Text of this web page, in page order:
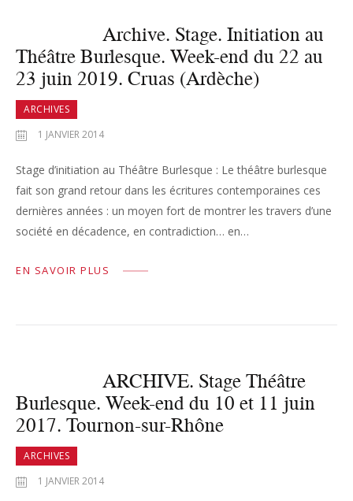
Archive. Stage. Initiation au
Théâtre Burlesque. Week-end du 22 au
23 juin 2019. Cruas (Ardèche)
ARCHIVES
1 JANVIER 2014
Stage d’initiation au Théâtre Burlesque : Le théâtre burlesque
fait son grand retour dans les écritures contemporaines ces
dernières années : un moyen fort de montrer les travers d’une
société en décadence, en contradiction… en…
EN SAVOIR PLUS
ARCHIVE. Stage Théâtre
Burlesque. Week-end du 10 et 11 juin
2017. Tournon-sur-Rhône
ARCHIVES
1 JANVIER 2014